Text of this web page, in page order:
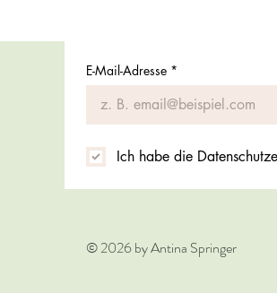
E-Mail-Adresse *
Ich habe die
© 2026 by Antina Springer